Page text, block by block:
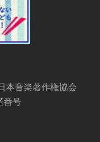
本音楽著作権協会
番号